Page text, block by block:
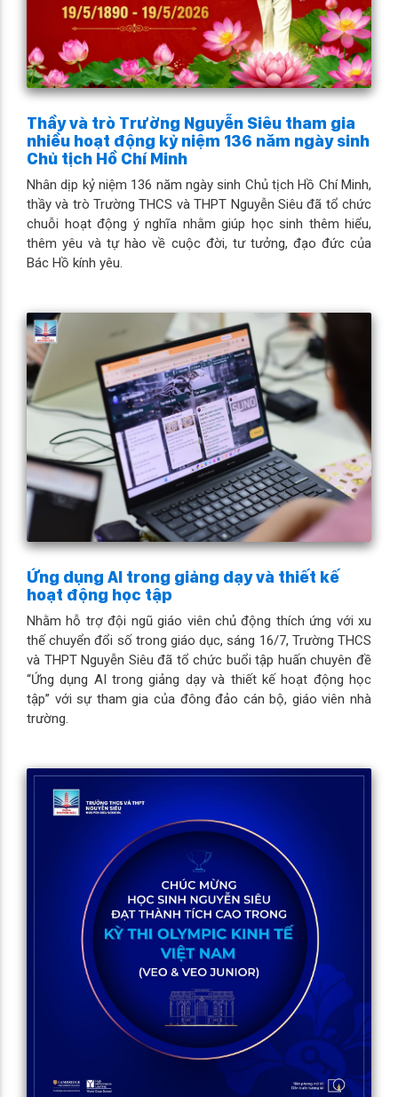
Thầy và trò Trường Nguyễn Siêu tham gia
nhiều hoạt động kỷ niệm 136 năm ngày sinh
Chủ tịch Hồ Chí Minh
Nhân dịp kỷ niệm 136 năm ngày sinh Chủ tịch Hồ Chí Minh,
thầy và trò Trường THCS và THPT Nguyễn Siêu đã tổ chức
chuỗi hoạt động ý nghĩa nhằm giúp học sinh thêm hiểu,
thêm yêu và tự hào về cuộc đời, tư tưởng, đạo đức của
Bác Hồ kính yêu.
Ứng dụng AI trong giảng dạy và thiết kế
hoạt động học tập
Nhằm hỗ trợ đội ngũ giáo viên chủ động thích ứng với xu
thế chuyển đổi số trong giáo dục, sáng 16/7, Trường THCS
và THPT Nguyễn Siêu đã tổ chức buổi tập huấn chuyên đề
“Ứng dụng AI trong giảng dạy và thiết kế hoạt động học
tập” với sự tham gia của đông đảo cán bộ, giáo viên nhà
trường.